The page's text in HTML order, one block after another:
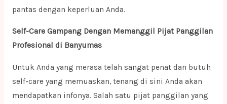
pantas dengan keperluan Anda.
Self-Care Gampang Dengan Memanggil Pijat Panggilan
Profesional di Banyumas
Untuk Anda yang merasa telah sangat penat dan butuh
self-care yang memuaskan, tenang di sini Anda akan
mendapatkan infonya. Salah satu pijat panggilan yang